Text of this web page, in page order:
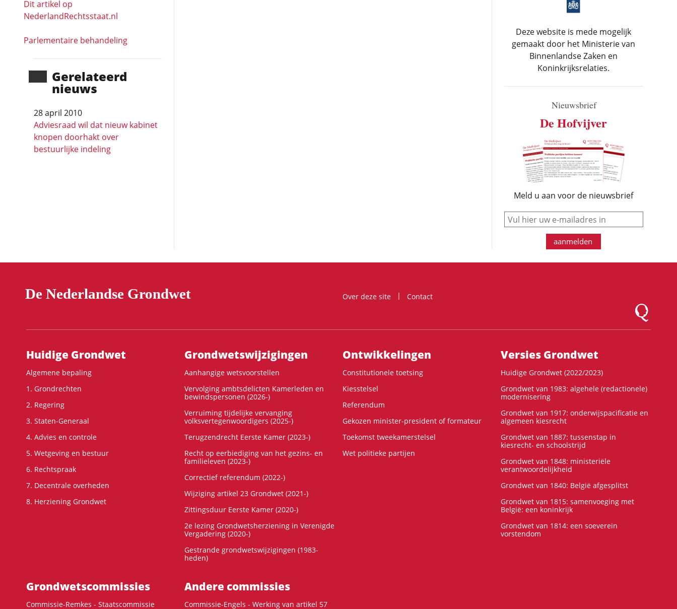
Dit artikel op
NederlandRechts­staat.nl
Parlementaire behandeling
Gerela­teerd
nieuws
28 april 2010
Adviesraad wil dat nieuw kabinet
knopen doorhakt over
bestuurlijke indeling
Deze website is mede mogelijk
gemaakt door het Ministerie van
Binnenlandse Zaken en
Koninkrijksrelaties.
Nieuwsbrief
De Hofvijver
Meld u aan voor de nieuwsbrief
e-mail
aanmelden
De Nederlandse Grondwet Over deze site
Contact
Logo
Hoofdnavigatie
Huidige Grondwet
Algemene bepaling
1. Grondrechten
2. Regering
3. Staten-Generaal
4. Advies en controle
5. Wetgeving en bestuur
6. Rechtspraak
7. Decentrale overheden
8. Herziening Grondwet
Grondwets­wijzigingen
Aanhangige wetsvoorstellen
Vervolging ambtsdelicten Kamerleden en
bewindspersonen (2026-)
Verruiming tijdelijke vervanging
volksvertegenwoordigers (2025-)
Terugzendrecht Eerste Kamer (2023-)
Recht op eerbiediging van het gezins- en
familieleven (2023-)
Correctief referendum (2022-)
Wijziging artikel 23 Grondwet (2021-)
Zittingsduur Eerste Kamer (2020-)
2e lezing Grondwetsherziening in Verenigde
Vergadering (2020-)
Gestrande grondwetswijzigingen (1983-
heden)
Ontwikke­lingen
Constitutionele toetsing
Kiesstelsel
Referendum
Gekozen minister-president of formateur
Toekomst tweekamerstelsel
Wet politieke partijen
Versies Grondwet
Huidige Grondwet (2022/2023)
Grondwet van 1983: algehele (redactionele)
modernisering
Grondwet van 1917: onderwijspacificatie en
algemeen kiesrecht
Grondwet van 1887: tussenstap in
kiesrecht- en schoolstrijd
Grondwet van 1848: ministeriële
verantwoordelijkheid
Grondwet van 1840: België afgesplitst
Grondwet van 1815: samenvoeging met
België: een koninkrijk
Grondwet van 1814: een soeverein
vorstendom
Grondwets­commissies
Commissie-Remkes - Staatscommissie
Andere commissies
Commissie-Engels - Werking van artikel 57